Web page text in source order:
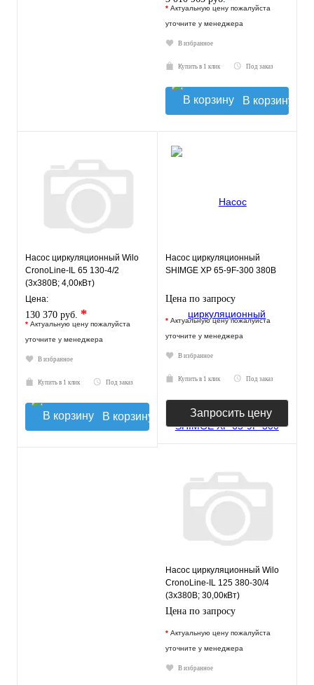
* Актуальную цену пожалуйста
уточните у менеджера
В избранное
Купить в 1 клик Под заказ
В корзину
Насос циркуляционный Wilo
CronoLine-IL 65 130-4/2
(3х380В; 4,00кВт)
Цена:
130 370 руб. *
* Актуальную цену пожалуйста
уточните у менеджера
В избранное
Купить в 1 клик Под заказ
В корзину
Насос циркуляционный
SHIMGE XP 65-9F-300 380В
Цена по запросу
* Актуальную цену пожалуйста
уточните у менеджера
В избранное
Купить в 1 клик Под заказ
Запросить цену
Насос циркуляционный Wilo
CronoLine-IL 125 380-30/4
(3х380В; 30,00кВт)
Цена по запросу
* Актуальную цену пожалуйста
уточните у менеджера
В избранное